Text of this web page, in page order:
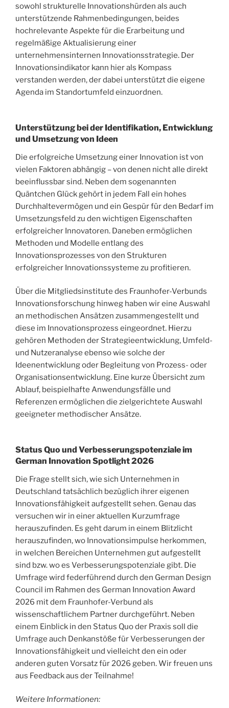
sowohl strukturelle Innovationshürden als auch
unterstützende Rahmenbedingungen, beides
hochrelevante Aspekte für die Erarbeitung und
regelmäßige Aktualisierung einer
unternehmensinternen Innovationsstrategie. Der
Innovationsindikator kann hier als Kompass
verstanden werden, der dabei unterstützt die eigene
Agenda im Standortumfeld einzuordnen.
Unterstützung bei der Identifikation, Entwicklung
und Umsetzung von Ideen
Die erfolgreiche Umsetzung einer Innovation ist von
vielen Faktoren abhängig – von denen nicht alle direkt
beeinflussbar sind. Neben dem sogenannten
Quäntchen Glück gehört in jedem Fall ein hohes
Durchhaltevermögen und ein Gespür für den Bedarf im
Umsetzungsfeld zu den wichtigen Eigenschaften
erfolgreicher Innovatoren. Daneben ermöglichen
Methoden und Modelle entlang des
Innovationsprozesses von den Strukturen
erfolgreicher Innovationssysteme zu profitieren.
Über die Mitgliedsinstitute des Fraunhofer-Verbunds
Innovationsforschung hinweg haben wir eine Auswahl
an methodischen Ansätzen zusammengestellt und
diese im Innovationsprozess eingeordnet. Hierzu
gehören Methoden der Strategieentwicklung, Umfeld-
und Nutzeranalyse ebenso wie solche der
Ideenentwicklung oder Begleitung von Prozess- oder
Organisationsentwicklung. Eine kurze Übersicht zum
Ablauf, beispielhafte Anwendungsfälle und
Referenzen ermöglichen die zielgerichtete Auswahl
geeigneter methodischer Ansätze.
Status Quo und Verbesserungspotenziale im
German Innovation Spotlight 2026
Die Frage stellt sich, wie sich Unternehmen in
Deutschland tatsächlich bezüglich ihrer eigenen
Innovationsfähigkeit aufgestellt sehen. Genau das
versuchen wir in einer aktuellen Kurzumfrage
herauszufinden. Es geht darum in einem Blitzlicht
herauszufinden, wo Innovationsimpulse herkommen,
in welchen Bereichen Unternehmen gut aufgestellt
sind bzw. wo es Verbesserungspotenziale gibt. Die
Umfrage wird federführend durch den German Design
Council im Rahmen des German Innovation Award
2026 mit dem Fraunhofer-Verbund als
wissenschaftlichem Partner durchgeführt. Neben
einem Einblick in den Status Quo der Praxis soll die
Umfrage auch Denkanstöße für Verbesserungen der
Innovationsfähigkeit und vielleicht den ein oder
anderen guten Vorsatz für 2026 geben. Wir freuen uns
aus Feedback aus der Teilnahme!
Weitere Informationen: